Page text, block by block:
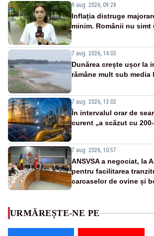
9 aug. 2026, 09:28
Inflația distruge
minim. Românii nu simt
7 aug. 2026, 14:03
Dunărea crește ușor la
rămâne mult sub
7 aug. 2026, 13:02
În intervalul orar de
curent „a scăzut cu
7 aug. 2026, 10:57
ANSVSA a negociat, la
pentru facilitarea
carcaselor de ovine și
URMĂREȘTE-NE PE